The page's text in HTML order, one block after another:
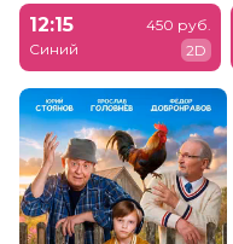
12:15
Синий
450 руб.
2D